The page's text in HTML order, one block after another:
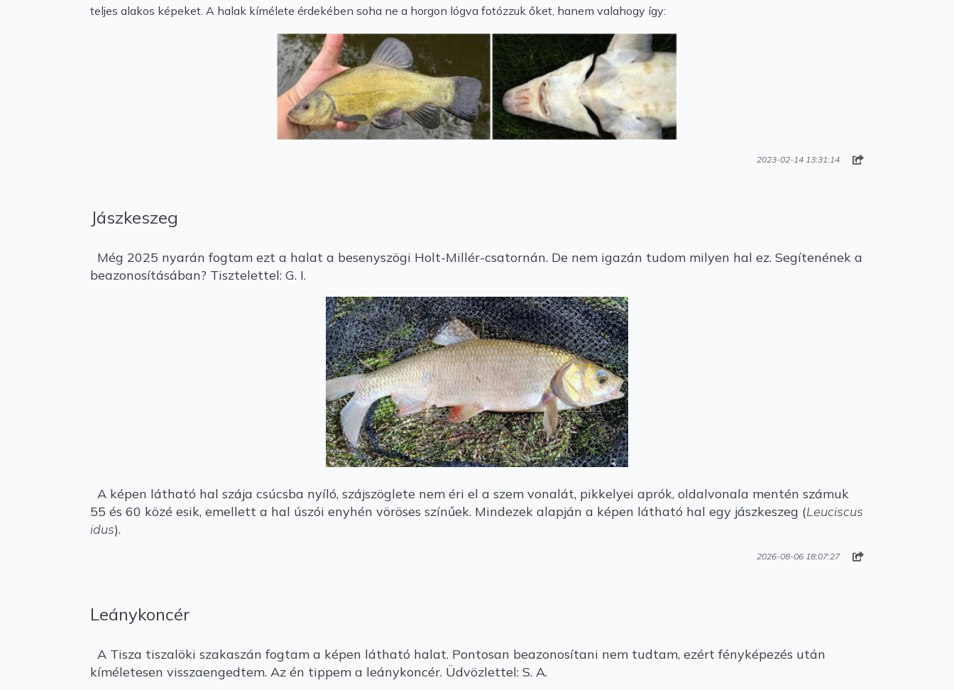
teljes alakos képeket. A halak kímélete érdekében soha ne a horgon lógva fotózzuk őket, hanem valahogy így:
2023-02-14 13:31:14
Jászkeszeg
Még 2025 nyarán fogtam ezt a halat a besenyszögi Holt-Millér-csatornán. De nem igazán tudom milyen hal ez. Segítenének a
beazonosításában? Tisztelettel: G. I.
A képen látható hal szája csúcsba nyíló, szájszöglete nem éri el a szem vonalát, pikkelyei aprók, oldalvonala mentén számuk
55 és 60 közé esik, emellett a hal úszói enyhén vöröses színűek. Mindezek alapján a képen látható hal egy jászkeszeg (Leuciscus
idus).
2026-08-06 18:07:27
Leánykoncér
A Tisza tiszalöki szakaszán fogtam a képen látható halat. Pontosan beazonosítani nem tudtam, ezért fényképezés után
kíméletesen visszaengedtem. Az én tippem a leánykoncér. Üdvözlettel: S. A.